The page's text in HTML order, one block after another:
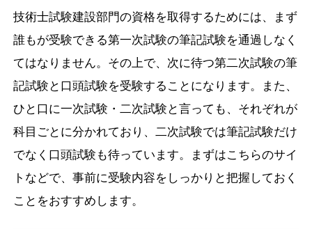
技術士試験建設部門の資格を取得するためには、まず
誰もが受験できる第一次試験の筆記試験を通過しなく
てはなりません。その上で、次に待つ第二次試験の筆
記試験と口頭試験を受験することになります。また、
ひと口に一次試験・二次試験と言っても、それぞれが
科目ごとに分かれており、二次試験では筆記試験だけ
でなく口頭試験も待っています。まずはこちらのサイ
トなどで、事前に受験内容をしっかりと把握しておく
ことをおすすめします。